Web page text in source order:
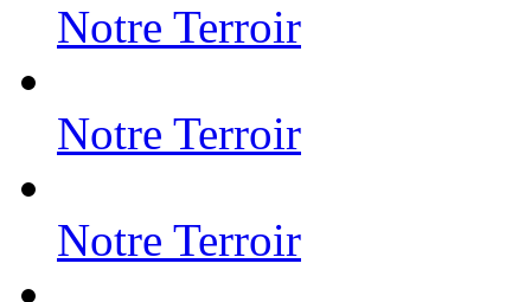
Notre Terroir
Notre Terroir
Notre Terroir